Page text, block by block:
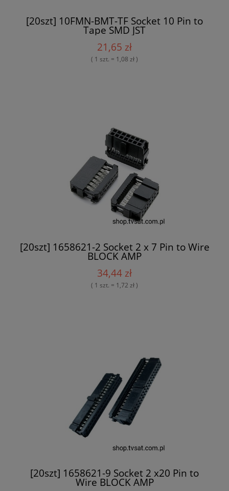
[20szt] 10FMN-BMT-TF Socket 10 Pin to
Tape SMD JST
21,65 zł
( 1 szt. = 1,08 zł )
[20szt] 1658621-2 Socket 2 x 7 Pin to Wire
BLOCK AMP
34,44 zł
( 1 szt. = 1,72 zł )
[20szt] 1658621-9 Socket 2 x20 Pin to
Wire BLOCK AMP